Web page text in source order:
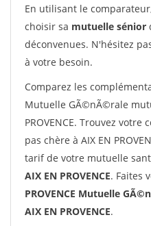
En utilisant le
choisir sa mutuelle sénior
déconvenues. N'hésitez
à votre besoin.
Comparez les
Mutuelle GÃ©nÃ©rale
PROVENCE. Trouvez
pas chère à AIX EN
tarif de votre mutuelle
AIX EN PROVENCE. Faites
PROVENCE Mutuelle
AIX EN PROVENCE.